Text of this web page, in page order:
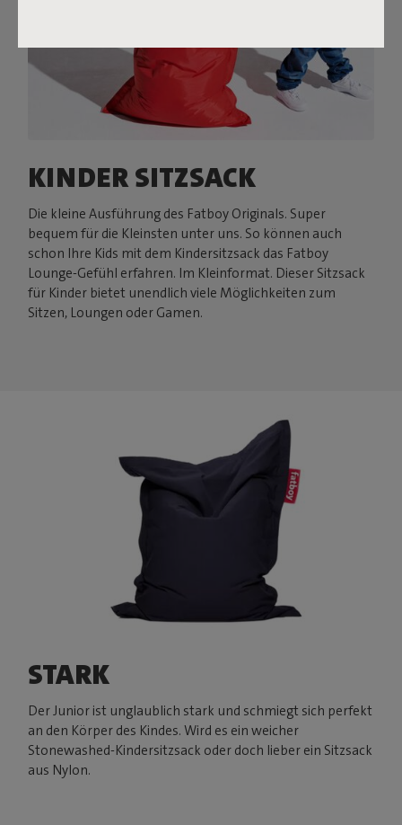
KINDER SITZSACK
Die kleine Ausführung des Fatboy Originals. Super
bequem für die Kleinsten unter uns. So können auch
schon Ihre Kids mit dem Kindersitzsack das Fatboy
Lounge-Gefühl erfahren. Im Kleinformat. Dieser Sitzsack
für Kinder bietet unendlich viele Möglichkeiten zum
Sitzen, Loungen oder Gamen.
STARK
Der Junior ist unglaublich stark und schmiegt sich perfekt
an den Körper des Kindes. Wird es ein weicher
Stonewashed-Kindersitzsack oder doch lieber ein Sitzsack
aus Nylon.